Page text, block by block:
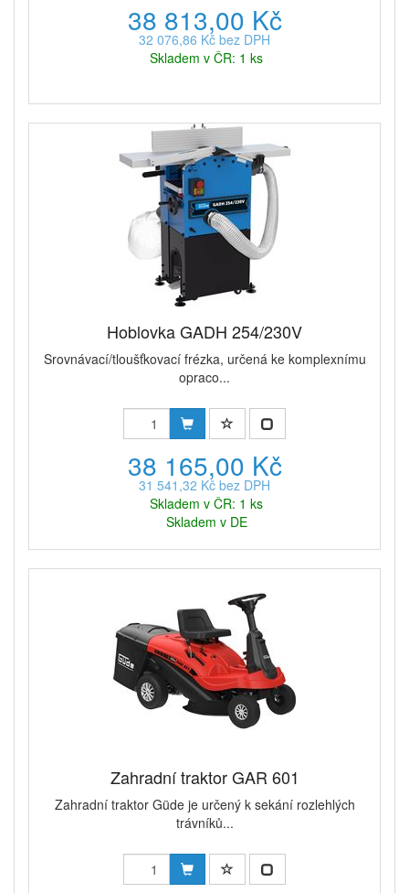
38 813,00 Kč
32 076,86 Kč bez DPH
Skladem v ČR: 1 ks
Hoblovka GADH 254/230V
Srovnávací/tloušťkovací frézka, určená ke komplexnímu
opraco...
38 165,00 Kč
31 541,32 Kč bez DPH
Skladem v ČR: 1 ks
Skladem v DE
Zahradní traktor GAR 601
Zahradní traktor Güde je určený k sekání rozlehlých
trávníků...